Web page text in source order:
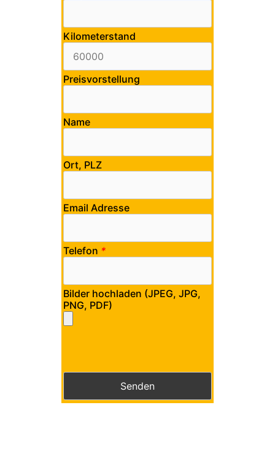
Kilometerstand
Preisvorstellung
Name
Ort, PLZ
Email Adresse
Telefon *
Bilder hochladen (JPEG, JPG,
PNG, PDF)
Bitte lasse dieses Feld leer.